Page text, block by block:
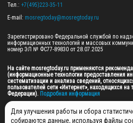
Тел.: +7(495)223-35-11
E-mail: mosregtoday@mosregtoday.ru
Зарегистрировано Федеральной службой по
информационных технологий и массовых
номер ЭЛ № ФС77-89830 от 28.07.2025
На сайте mosregtoday.ru применяются
(информационные технологии предоставления
систематизации и анализа сведений,
пользователей сети «Интернет», находящихся на
Федерации). Подробная информация
© 2026 ПРАВА НА ВСЕ МАТЕРИАЛЫ САЙТА
МЕДИА" (ОГРН: 1255000059467).
Для улучшения работы и сбора
собираются данные, используя файлы